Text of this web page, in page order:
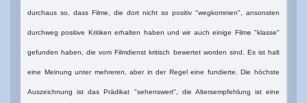
durchaus so, dass Filme, die dort nicht so positiv "wegkommen", ansonsten
durchweg positive Kritiken erhalten haben und wir auch einige Filme "klasse"
gefunden haben, die vom Filmdienst kritisch bewertet worden sind. Es ist halt
eine Meinung unter mehreren, aber in der Regel eine fundierte. Die höchste
Auszeichnung ist das Prädikat "sehenswert", die Altersempfehlung ist eine